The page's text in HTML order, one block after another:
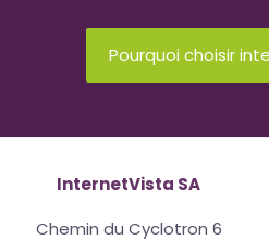
Pourquoi choisir
InternetVista SA
Chemin du Cyclotron 6